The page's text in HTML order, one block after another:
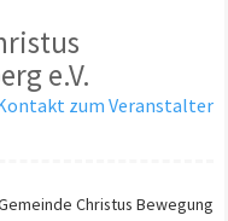
e.V.
zum Veranstalter
Christus Bewegung